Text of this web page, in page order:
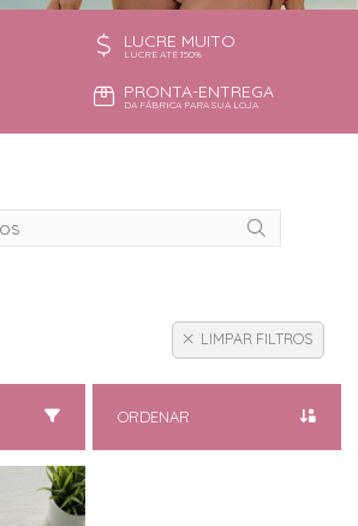
LUCRE MUITO
LUCRE ATÉ 150%
PRONTA-ENTREGA
DA FÁBRICA PARA SUA LOJA
LIMPAR FILTROS
ORDENAR